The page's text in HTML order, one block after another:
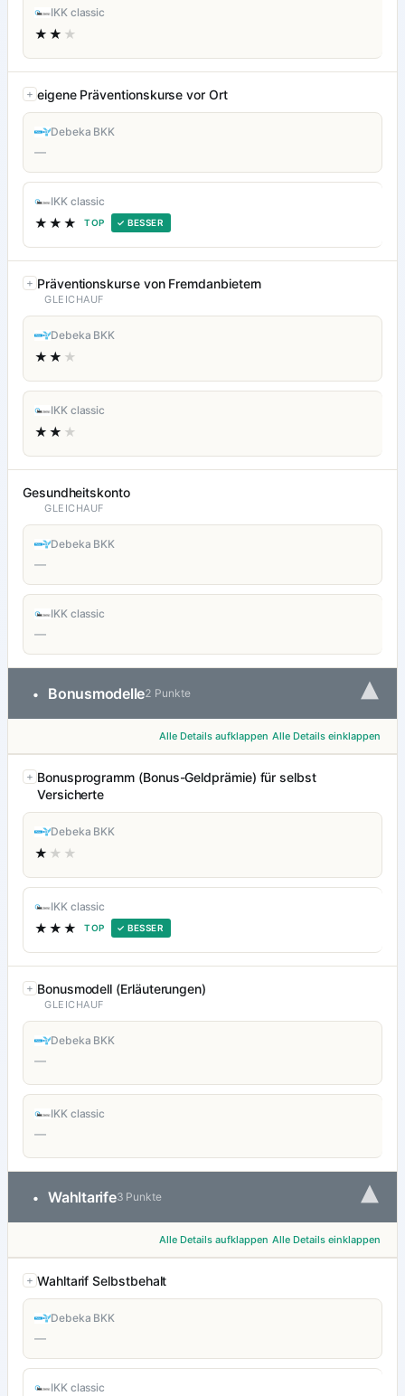
IKK classic
★★ ★
eigene Präventionskurse vor Ort
Debeka BKK
—
IKK classic
★★★ TOP ✓ BESSER
Präventionskurse von Fremdanbietern
GLEICHAUF
Debeka BKK
★★ ★
IKK classic
★★ ★
Gesundheitskonto
GLEICHAUF
Debeka BKK
—
IKK classic
—
• Bonusmodelle2 Punkte ▾
Alle Details aufklappen Alle Details einklappen
Bonusprogramm (Bonus-Geldprämie) für selbst
Versicherte
Debeka BKK
★ ★★
IKK classic
★★★ TOP ✓ BESSER
Bonusmodell (Erläuterungen)
GLEICHAUF
Debeka BKK
—
IKK classic
—
• Wahltarife3 Punkte ▾
Alle Details aufklappen Alle Details einklappen
Wahltarif Selbstbehalt
Debeka BKK
—
IKK classic